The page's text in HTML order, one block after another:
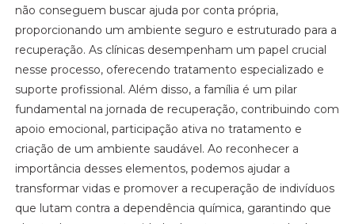
não conseguem buscar ajuda por conta própria,
proporcionando um ambiente seguro e estruturado para a
recuperação. As clínicas desempenham um papel crucial
nesse processo, oferecendo tratamento especializado e
suporte profissional. Além disso, a família é um pilar
fundamental na jornada de recuperação, contribuindo com
apoio emocional, participação ativa no tratamento e
criação de um ambiente saudável. Ao reconhecer a
importância desses elementos, podemos ajudar a
transformar vidas e promover a recuperação de indivíduos
que lutam contra a dependência química, garantindo que